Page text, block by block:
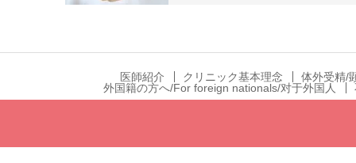
医師紹介 クリニック基本理念 体外受精/
外国籍の方へ/For foreign nationals/对于外国人